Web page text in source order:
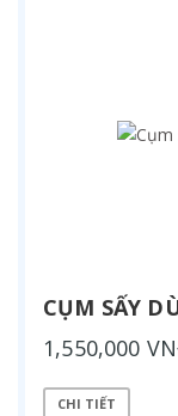
CỤM SẤY
1,550,000
CHI TIẾT